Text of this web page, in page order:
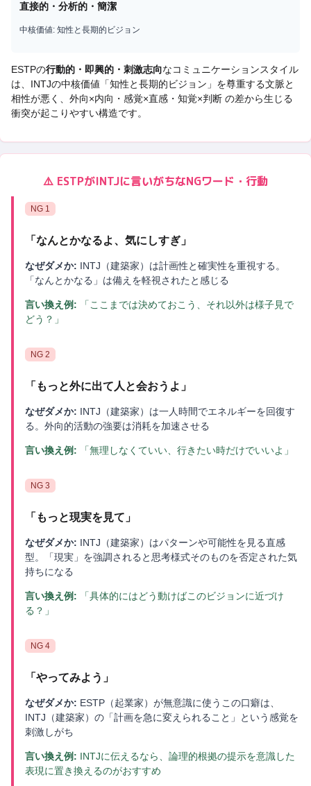
直接的・分析的・簡潔
中核価値: 知性と長期的ビジョン
ESTPの行動的・即興的・刺激志向なコミュニケーションスタイル
は、 INTJの中核価値「知性と長期的ビジョン 」を尊重する文脈と
相性が悪く、 外向×内向・感覚×直感・知覚×判断 の差から生じる
衝突が起こりやすい構造です。
⚠️ ESTPがINTJに言いがちなNGワード・行動
NG 1
「 なんとかなるよ、気にしすぎ 」
なぜダメか: INTJ（建築家）は計画性と確実性を重視する。
「なんとかなる」は備えを軽視されたと感じる
言い換え例:
「ここまでは決めておこう、それ以外は様子見で
どう？」
NG 2
「 もっと外に出て人と会おうよ 」
なぜダメか: INTJ（建築家）は一人時間でエネルギーを回復す
る。外向的活動の強要は消耗を加速させる
言い換え例: 「無理しなくていい、行きたい時だけでいいよ」
NG 3
「 もっと現実を見て 」
なぜダメか: INTJ（建築家）はパターンや可能性を見る直感
型。「現実」を強調されると思考様式そのものを否定された気
持ちになる
言い換え例:
「具体的にはどう動けばこのビジョンに近づけ
る？」
NG 4
「 やってみよう 」
なぜダメか: ESTP（起業家）が無意識に使うこの口癖は、
INTJ（建築家）の「計画を急に変えられること」という感覚を
刺激しがち
言い換え例: INTJに伝えるなら、論理的根拠の提示を意識した
表現に置き換えるのがおすすめ